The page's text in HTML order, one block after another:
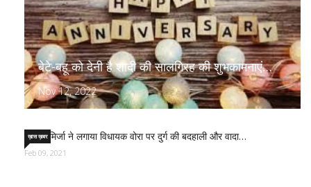
बेटे-बहू को देनी है शादी की सालगिरह की शुभकामनाएं…
Nov 12, 2022
साजिद मिर्जा ने लगाया विधायक वोरा पर दुर्ग की बदहाली और वादा…
ख़ास ख़बर
Feb 09, 2021